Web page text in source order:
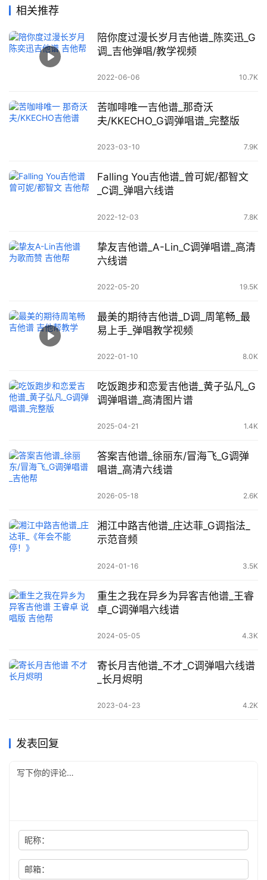
相关推荐
陪你度过漫长岁月吉他谱_陈奕迅_G
调_吉他弹唱/教学视频
2022-06-06 10.7K
苦咖啡唯一吉他谱_那奇沃
夫/KKECHO_G调弹唱谱_完整版
2023-03-10 7.9K
Falling You吉他谱_曾可妮/都智文
_C调_弹唱六线谱
2022-12-03 7.8K
挚友吉他谱_A-Lin_C调弹唱谱_高清
六线谱
2022-05-20 19.5K
最美的期待吉他谱_D调_周笔畅_最
易上手_弹唱教学视频
2022-01-10 8.0K
吃饭跑步和恋爱吉他谱_黄子弘凡_G
调弹唱谱_高清图片谱
2025-04-21 1.4K
答案吉他谱_徐丽东/冒海飞_G调弹
唱谱_高清六线谱
2026-05-18 2.6K
湘江中路吉他谱_庄达菲_G调指法_
示范音频
2024-01-16 3.5K
重生之我在异乡为异客吉他谱_王睿
卓_C调弹唱六线谱
2024-05-05 4.3K
寄长月吉他谱_不才_C调弹唱六线谱
_长月烬明
2023-04-23 4.2K
发表回复
昵称：
邮箱：